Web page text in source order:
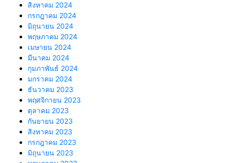
สิงหาคม 2024
กรกฎาคม 2024
มิถุนายน 2024
พฤษภาคม 2024
เมษายน 2024
มีนาคม 2024
กุมภาพันธ์ 2024
มกราคม 2024
ธันวาคม 2023
พฤศจิกายน 2023
ตุลาคม 2023
กันยายน 2023
สิงหาคม 2023
กรกฎาคม 2023
มิถุนายน 2023